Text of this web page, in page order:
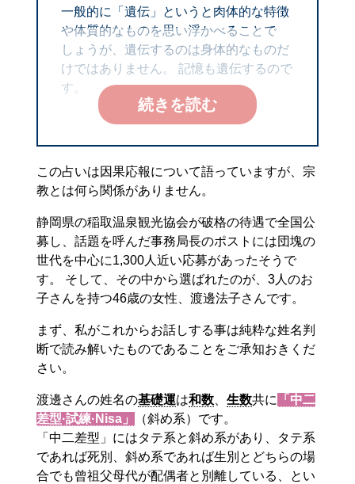
一般的に「遺伝」というと肉体的な特徴
や体質的なものを思い浮かべることで
しょうが、遺伝するのは身体的なものだ
けではありません。 記憶も遺伝するので
す。
続きを読む
この占いは因果応報について語っていますが、宗
教とは何ら関係がありません。
静岡県の稲取温泉観光協会が破格の待遇で全国公
募し、話題を呼んだ事務局長のポストには団塊の
世代を中心に1,300人近い応募があったそうで
す。 そして、その中から選ばれたのが、3人のお
子さんを持つ46歳の女性、渡邊法子さんです。
まず、私がこれからお話しする事は純粋な姓名判
断で読み解いたものであることをご承知おきくだ
さい。
渡邊さんの姓名の基礎運は和数、 生数共に 「中二
差型·試練·Nisa」
（斜め系）です。
「中二差型」にはタテ系と斜め系があり、タテ系
であれば死別、斜め系であれば生別とどちらの場
合でも曾祖父母代が配偶者と別離している、とい